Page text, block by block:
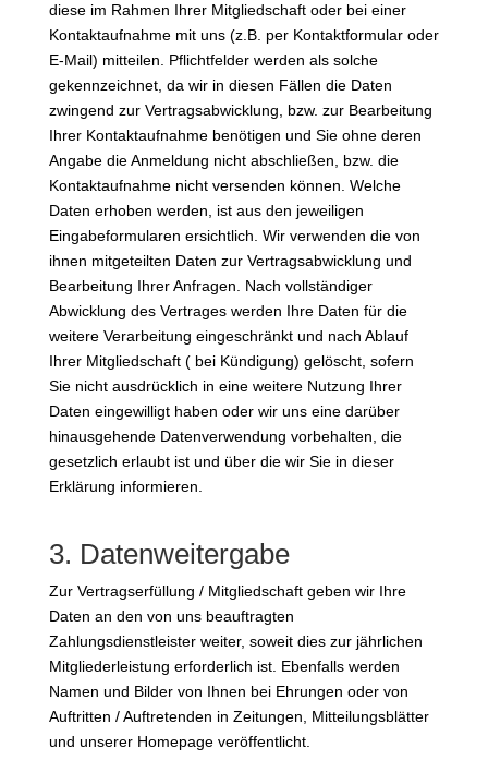
diese im Rahmen Ihrer Mitgliedschaft oder bei einer
Kontaktaufnahme mit uns (z.B. per Kontaktformular oder
E-Mail) mitteilen. Pflichtfelder werden als solche
gekennzeichnet, da wir in diesen Fällen die Daten
zwingend zur Vertragsabwicklung, bzw. zur Bearbeitung
Ihrer Kontaktaufnahme benötigen und Sie ohne deren
Angabe die Anmeldung nicht abschließen, bzw. die
Kontaktaufnahme nicht versenden können. Welche
Daten erhoben werden, ist aus den jeweiligen
Eingabeformularen ersichtlich. Wir verwenden die von
ihnen mitgeteilten Daten zur Vertragsabwicklung und
Bearbeitung Ihrer Anfragen. Nach vollständiger
Abwicklung des Vertrages werden Ihre Daten für die
weitere Verarbeitung eingeschränkt und nach Ablauf
Ihrer Mitgliedschaft ( bei Kündigung) gelöscht, sofern
Sie nicht ausdrücklich in eine weitere Nutzung Ihrer
Daten eingewilligt haben oder wir uns eine darüber
hinausgehende Datenverwendung vorbehalten, die
gesetzlich erlaubt ist und über die wir Sie in dieser
Erklärung informieren.
3. Datenweitergabe
Zur Vertragserfüllung / Mitgliedschaft geben wir Ihre
Daten an den von uns beauftragten
Zahlungsdienstleister weiter, soweit dies zur jährlichen
Mitgliederleistung erforderlich ist. Ebenfalls werden
Namen und Bilder von Ihnen bei Ehrungen oder von
Auftritten / Auftretenden in Zeitungen, Mitteilungsblätter
und unserer Homepage veröffentlicht.